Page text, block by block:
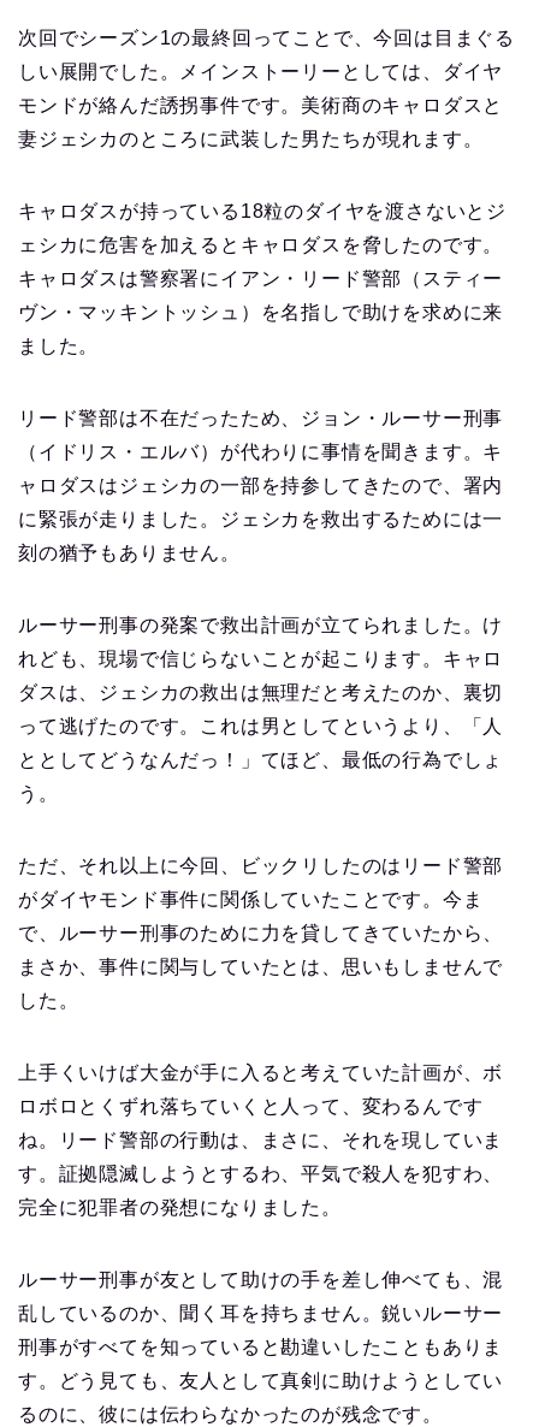
次回でシーズン1の最終回ってことで、今回は目まぐる
しい展開でした。メインストーリーとしては、ダイヤ
モンドが絡んだ誘拐事件です。美術商のキャロダスと
妻ジェシカのところに武装した男たちが現れます。
キャロダスが持っている18粒のダイヤを渡さないとジ
ェシカに危害を加えるとキャロダスを脅したのです。
キャロダスは警察署にイアン・リード警部（スティー
ヴン・マッキントッシュ）を名指しで助けを求めに来
ました。
リード警部は不在だったため、ジョン・ルーサー刑事
（イドリス・エルバ）が代わりに事情を聞きます。キ
ャロダスはジェシカの一部を持参してきたので、署内
に緊張が走りました。ジェシカを救出するためには一
刻の猶予もありません。
ルーサー刑事の発案で救出計画が立てられました。け
れども、現場で信じらないことが起こります。キャロ
ダスは、ジェシカの救出は無理だと考えたのか、裏切
って逃げたのです。これは男としてというより、「人
ととしてどうなんだっ！」てほど、最低の行為でしょ
う。
ただ、それ以上に今回、ビックリしたのはリード警部
がダイヤモンド事件に関係していたことです。今ま
で、ルーサー刑事のために力を貸してきていたから、
まさか、事件に関与していたとは、思いもしませんで
した。
上手くいけば大金が手に入ると考えていた計画が、ボ
ロボロとくずれ落ちていくと人って、変わるんです
ね。リード警部の行動は、まさに、それを現していま
す。証拠隠滅しようとするわ、平気で殺人を犯すわ、
完全に犯罪者の発想になりました。
ルーサー刑事が友として助けの手を差し伸べても、混
乱しているのか、聞く耳を持ちません。鋭いルーサー
刑事がすべてを知っていると勘違いしたこともありま
す。どう見ても、友人として真剣に助けようとしてい
るのに、彼には伝わらなかったのが残念です。